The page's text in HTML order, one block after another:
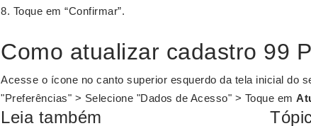
Toque em “Confirmar”.
Como atualizar cadastro 99
Acesse o ícone no canto superior esquerdo da tela inicial do
"Preferências" > Selecione "Dados de Acesso" > Toque em
Leia também